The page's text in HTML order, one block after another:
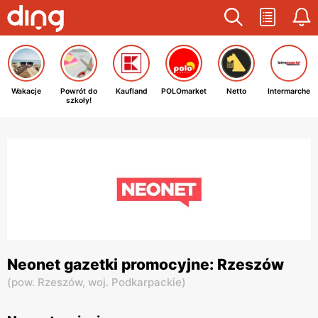
Wakacje
Powrót do
szkoły!
Kaufland POLOmarket Netto Intermarche
Neonet gazetki promocyjne: Rzeszów
(pow. Rzeszów, woj. Podkarpackie)